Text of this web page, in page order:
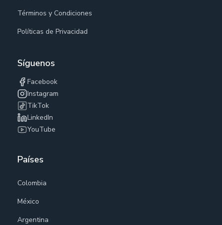
Términos y Condiciones
Políticas de Privacidad
Síguenos
Facebook
Instagram
TikTok
LinkedIn
YouTube
Países
Colombia
México
Argentina